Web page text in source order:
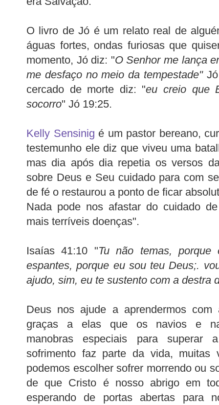
O livro de Jó é um relato real de
águas fortes, ondas furiosas que
momento, Jó diz: "O Senhor me lança
me desfaço no meio da tempestade"Jó
cercado de morte diz: "eu creio que
socorro" Jó 19:25.
Kelly Sensinig é um pastor bereano,
testemunho ele diz que viveu uma
mas dia após dia repetia os versos
sobre Deus e Seu cuidado para com
de fé o restaurou a ponto de ficar
Nada pode nos afastar do cuidado
mais terríveis doenças".
Isaías 41:10 "Tu não temas,
espantes, porque eu sou teu Deus;.
ajudo, sim, eu te sustento com a destra
Deus nos ajude a aprendermos com
graças a elas que os navios e
manobras especiais para
sofrimento faz parte da vida, muitas
podemos escolher sofrer morrendo ou
de que Cristo é nosso abrigo em
esperando de portas abertas para